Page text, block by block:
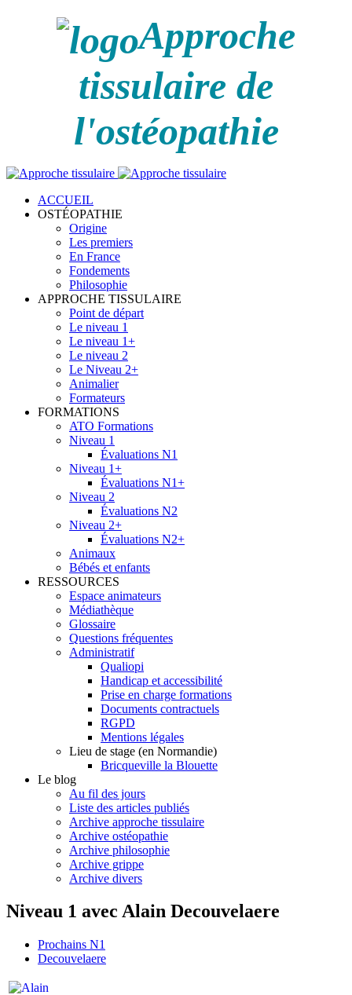
Approche
tissulaire de
l'ostéopathie
ACCUEIL
OSTÉOPATHIE
Origine
Les premiers
En France
Fondements
Philosophie
APPROCHE TISSULAIRE
Point de départ
Le niveau 1
Le niveau 1+
Le niveau 2
Le Niveau 2+
Animalier
Formateurs
FORMATIONS
ATO Formations
Niveau 1
Évaluations N1
Niveau 1+
Évaluations N1+
Niveau 2
Évaluations N2
Niveau 2+
Évaluations N2+
Animaux
Bébés et enfants
RESSOURCES
Espace animateurs
Médiathèque
Glossaire
Questions fréquentes
Administratif
Qualiopi
Handicap et accessibilité
Prise en charge formations
Documents contractuels
RGPD
Mentions légales
Lieu de stage (en Normandie)
Bricqueville la Blouette
Le blog
Au fil des jours
Liste des articles publiés
Archive approche tissulaire
Archive ostéopathie
Archive philosophie
Archive grippe
Archive divers
Niveau 1 avec Alain Decouvelaere
Prochains N1
Decouvelaere